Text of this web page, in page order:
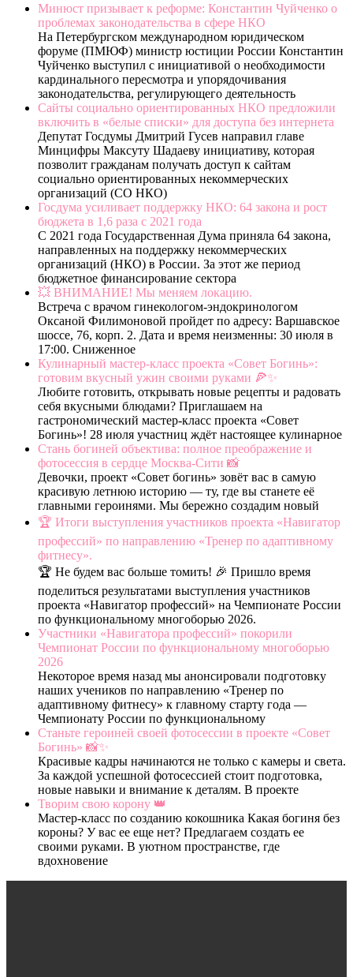
Минюст призывает к реформе: Константин Чуйченко о
проблемах законодательства в сфере НКО
На Петербургском международном юридическом
форуме (ПМЮФ) министр юстиции России Константин
Чуйченко выступил с инициативой о необходимости
кардинального пересмотра и упорядочивания
законодательства, регулирующего деятельность
Сайты социально ориентированных НКО предложили
включить в «белые списки» для доступа без интернета
Депутат Госдумы Дмитрий Гусев направил главе
Минцифры Максуту Шадаеву инициативу, которая
позволит гражданам получать доступ к сайтам
социально ориентированных некоммерческих
организаций (СО НКО)
Госдума усиливает поддержку НКО: 64 закона и рост
бюджета в 1,6 раза с 2021 года
С 2021 года Государственная Дума приняла 64 закона,
направленных на поддержку некоммерческих
организаций (НКО) в России. За этот же период
бюджетное финансирование сектора
💥 ВНИМАНИЕ! Мы меняем локацию.
Встреча с врачом гинекологом-эндокринологом
Оксаной Филимоновой пройдет по адресу: Варшавское
шоссе, 76, корп. 2. Дата и время неизменны: 30 июля в
17:00. Сниженное
Кулинарный мастер-класс проекта «Совет Богинь»:
готовим вкусный ужин своими руками 🍕✨
Любите готовить, открывать новые рецепты и радовать
себя вкусными блюдами? Приглашаем на
гастрономический мастер-класс проекта «Совет
Богинь»! 28 июля участниц ждёт настоящее кулинарное
Стань богиней объектива: полное преображение и
фотосессия в сердце Москва-Сити 📸
Девочки, проект «Совет богинь» зовёт вас в самую
красивую летнюю историю — ту, где вы станете её
главными героинями. Мы бережно создадим новый
🏆 Итоги выступления участников проекта «Навигатор
профессий» по направлению «Тренер по адаптивному
фитнесу».
🏆 Не будем вас больше томить! 🎉 Пришло время
поделиться результатами выступления участников
проекта «Навигатор профессий» на Чемпионате России
по функциональному многоборью 2026.
Участники «Навигатора профессий» покорили
Чемпионат России по функциональному многоборью
2026
Некоторое время назад мы анонсировали подготовку
наших учеников по направлению «Тренер по
адаптивному фитнесу» к главному старту года —
Чемпионату России по функциональному
Станьте героиней своей фотосессии в проекте «Совет
Богинь» 📸✨
Красивые кадры начинаются не только с камеры и света.
За каждой успешной фотосессией стоит подготовка,
новые навыки и внимание к деталям. В проекте
Творим свою корону 👑
Мастер-класс по созданию кокошника Какая богиня без
короны? У вас ее еще нет? Предлагаем создать ее
своими руками. В уютном пространстве, где
вдохновение